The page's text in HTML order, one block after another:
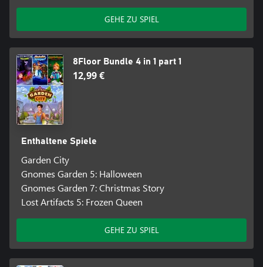
GEHE ZU SPIEL
8Floor Bundle 4 in 1 part 1
12,99 €
Enthaltene Spiele
Garden City
Gnomes Garden 5: Halloween
Gnomes Garden 7: Christmas Story
Lost Artifacts 5: Frozen Queen
GEHE ZU SPIEL